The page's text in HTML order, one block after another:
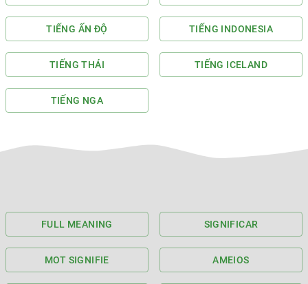
TIẾNG ẤN ĐỘ TIẾNG INDONESIA
TIẾNG THÁI TIẾNG ICELAND
TIẾNG NGA
FULL MEANING SIGNIFICAR
MOT SIGNIFIE AMEIOS